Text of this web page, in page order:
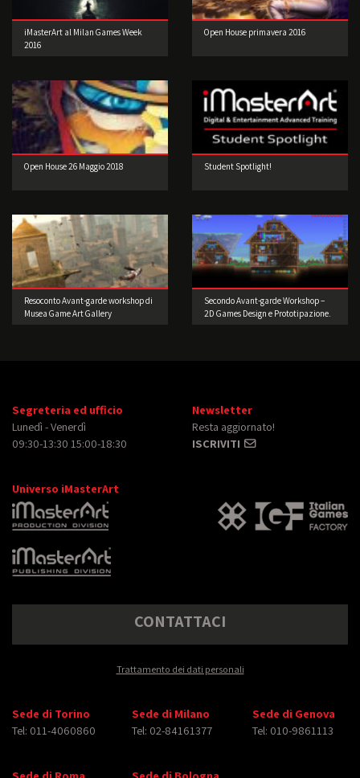
iMasterArt al Milan Games Week
2016
Open House primavera 2016
Open House 26 Maggio 2018 Student Spotlight!
Resoconto Avant-garde workshop di
Musea Game Art Gallery
Secondo Avant-garde Workshop –
2D Games Design e Prototipazione.
Segreteria ed ufficio
Lunedì - Venerdì
09:30-13:30 15:00-18:30
Newsletter
Resta aggiornato!
ISCRIVITI
Universo iMasterArt
CONTATTACI
Trattamento dei dati personali
Sede di Torino
Tel: 011-4060860
Sede di Milano
Tel: 02-84161377
Sede di Genova
Tel: 010-9861113
Sede di Roma Sede di Bologna